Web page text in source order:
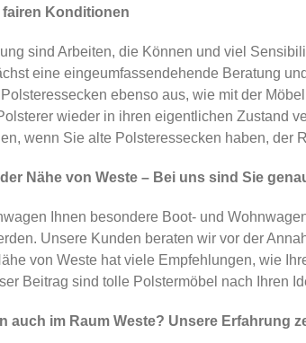
fairen Konditionen
sind Arbeiten, die Können und viel
eine eingeumfassendehende Beratung
ebenso aus, wie mit der
wieder in ihren eigentlichen Zustand
wenn Sie alte Polsteressecken haben, der
Nähe von Weste – Bei uns sind Sie
Ihnen besondere Boot- und
Unsere Kunden beraten wir vor der
von Weste hat viele Empfehlungen, wie
Beitrag sind tolle Polstermöbel nach Ihren
auch im Raum Weste? Unsere Erfahrung